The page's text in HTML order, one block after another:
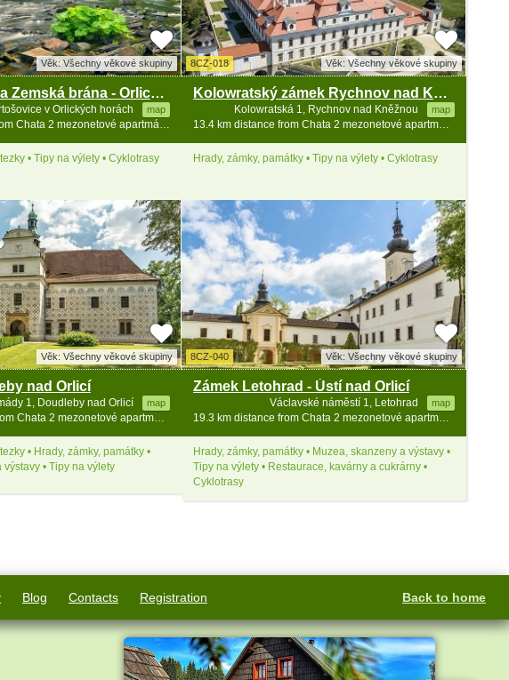
Věk: Všechny věkové skupiny
Naučná stezka Zemská brána - Orlické hory
v Orlických horách map
11.5 km distance from Chata 2 mezonetové apartmány - Zakletý
• Tipy na výlety • Cyklotrasy
8CZ-018 Věk: Všechny věkové skupiny
Kolowratský zámek Rychnov nad Kněžnou
Kolowratská 1, Rychnov nad Kněžnou map
13.4 km distance from Chata 2 mezonetové apartmány - Zakletý
Hrady, zámky, památky • Tipy na výlety • Cyklotrasy
Věk: Všechny věkové skupiny
nad Orlicí
1, Doudleby nad Orlicí map
17.3 km distance from Chata 2 mezonetové apartmány - Zakletý
• Hrady, zámky, památky •
• Tipy na výlety
8CZ-040 Věk: Všechny věkové skupiny
Zámek Letohrad - Ústí nad Orlicí
Václavské náměstí 1, Letohrad map
19.3 km distance from Chata 2 mezonetové apartmány - Zakletý
Hrady, zámky, památky • Muzea, skanzeny a výstavy •
Tipy na výlety • Restaurace, kavárny a cukrárny •
Cyklotrasy
Blog Contacts Registration Back to home